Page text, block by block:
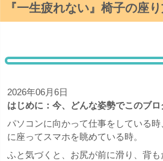
『一生疲れない』椅子の座
2026年06月6日
はじめに：今、どんな姿勢でこのブ
パソコンに向かって仕事をしている
に座ってスマホを眺めている時。
ふと気づくと、お尻が前に滑り、背